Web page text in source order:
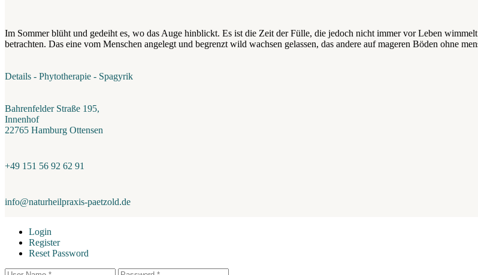
Im Sommer blüht und gedeiht es, wo das Auge hinblickt. Es ist die Zeit der Fülle, die jedoch nicht immer vor Leben
betrachten. Das eine vom Menschen angelegt und begrenzt wild wachsen gelassen, das andere auf mageren Böden ohne
Details - Phytotherapie - Spagyrik
Bahrenfelder Straße 195,
Innenhof
22765 Hamburg Ottensen
+49 151 56 92 62 91
info@naturheilpraxis-paetzold.de
Login
Register
Reset Password